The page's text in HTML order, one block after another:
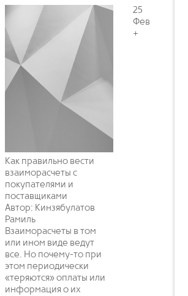
Как правильно вести
взаиморасчеты с
покупателями и
поставщиками
Автор: Кинзябулатов
Рамиль
Взаиморасчеты в том
или ином виде ведут
все. Но почему-то при
этом периодически
«теряются» оплаты или
информация о их
25
Фев
+